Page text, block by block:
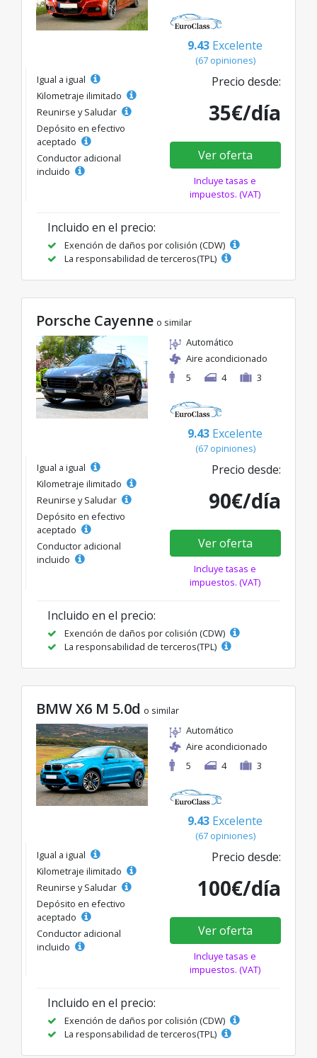
9.43 Excelente
(67 opiniones)
Igual a igual
Kilometraje ilimitado
Reunirse y Saludar
Depósito en efectivo
aceptado
Conductor adicional
incluido
Precio desde:
35€/día
Ver oferta
Incluye tasas e
impuestos. (VAT)
Incluido en el precio:
Exención de daños por colisión (CDW)
La responsabilidad de terceros(TPL)
Porsche Cayenne o similar
Automático
Aire acondicionado
5
4 3
9.43 Excelente
(67 opiniones)
Igual a igual
Kilometraje ilimitado
Reunirse y Saludar
Depósito en efectivo
aceptado
Conductor adicional
incluido
Precio desde:
90€/día
Ver oferta
Incluye tasas e
impuestos. (VAT)
Incluido en el precio:
Exención de daños por colisión (CDW)
La responsabilidad de terceros(TPL)
BMW X6 M 5.0d o similar
Automático
Aire acondicionado
5
4 3
9.43 Excelente
(67 opiniones)
Igual a igual
Kilometraje ilimitado
Reunirse y Saludar
Depósito en efectivo
aceptado
Conductor adicional
incluido
Precio desde:
100€/día
Ver oferta
Incluye tasas e
impuestos. (VAT)
Incluido en el precio:
Exención de daños por colisión (CDW)
La responsabilidad de terceros(TPL)